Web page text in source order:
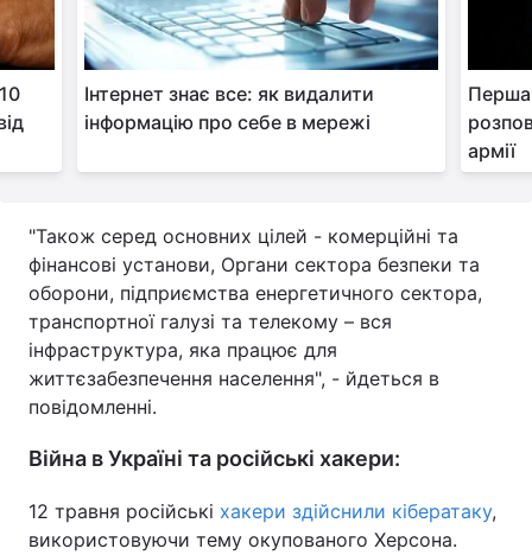
Інтернет знає все: як видалити
інформацію про себе в мережі
Перша
армії
"Також серед основних цілей - комерційні та
фінансові установи, Органи сектора безпеки та
оборони, підприємства енергетичного сектора,
транспортної галузі та телекому – вся
інфраструктура, яка працює для
життєзабезпечення населення", - йдеться в
повідомленні.
Війна в Україні та російські хакери:
12 травня російські хакери здійснили кібератаку,
використовуючи тему окупованого Херсона.